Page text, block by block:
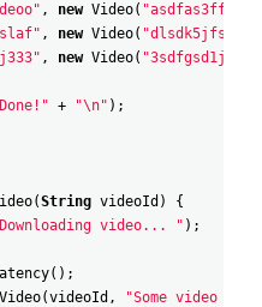
, new Video( "asdfas3ffasd"
, new Video( "dlsdk5jfslaf"
, new Video( "3sdfgsd1j333"
+ "\n" ) ;
(String videoId )
{
video... " ) ;
( ) ;
Video(videoId , "Some video